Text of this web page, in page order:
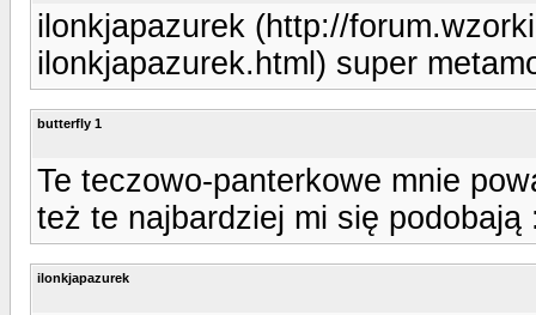
ilonkjapazurek (http://
ilonkjapazurek.html) super
butterfly 1
Te teczowo-panterkowe mnie
też te najbardziej mi się podobają
ilonkjapazurek